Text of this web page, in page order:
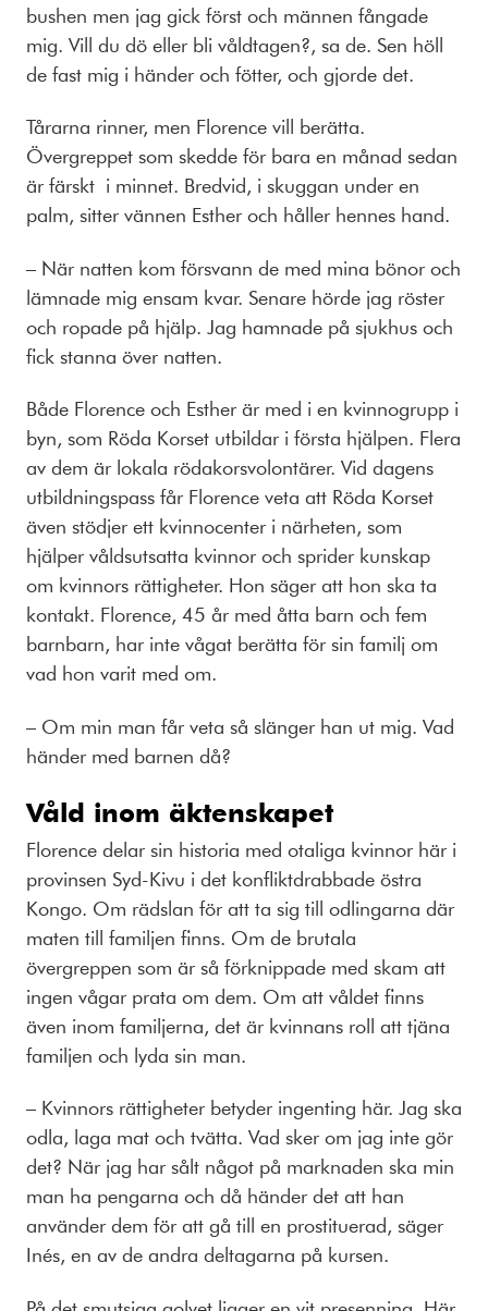
bushen men jag gick först och männen fångade
mig. Vill du dö eller bli våldtagen?, sa de. Sen höll
de fast mig i händer och fötter, och gjorde det.
Tårarna rinner, men Florence vill berätta.
Övergreppet som skedde för bara en månad sedan
är färskt i minnet. Bredvid, i skuggan under en
palm, sitter vännen Esther och håller hennes hand.
– När natten kom försvann de med mina bönor och
lämnade mig ensam kvar. Senare hörde jag röster
och ropade på hjälp. Jag hamnade på sjukhus och
fick stanna över natten.
Både Florence och Esther är med i en kvinnogrupp i
byn, som Röda Korset utbildar i första hjälpen. Flera
av dem är lokala rödakorsvolontärer. Vid dagens
utbildningspass får Florence veta att Röda Korset
även stödjer ett kvinnocenter i närheten, som
hjälper våldsutsatta kvinnor och sprider kunskap
om kvinnors rättigheter. Hon säger att hon ska ta
kontakt. Florence, 45 år med åtta barn och fem
barnbarn, har inte vågat berätta för sin familj om
vad hon varit med om.
– Om min man får veta så slänger han ut mig. Vad
händer med barnen då?
Våld inom äktenskapet
Florence delar sin historia med otaliga kvinnor här i
provinsen Syd-Kivu i det konfliktdrabbade östra
Kongo. Om rädslan för att ta sig till odlingarna där
maten till familjen finns. Om de brutala
övergreppen som är så förknippade med skam att
ingen vågar prata om dem. Om att våldet finns
även inom familjerna, det är kvinnans roll att tjäna
familjen och lyda sin man.
– Kvinnors rättigheter betyder ingenting här. Jag ska
odla, laga mat och tvätta. Vad sker om jag inte gör
det? När jag har sålt något på marknaden ska min
man ha pengarna och då händer det att han
använder dem för att gå till en prostituerad, säger
Inés, en av de andra deltagarna på kursen.